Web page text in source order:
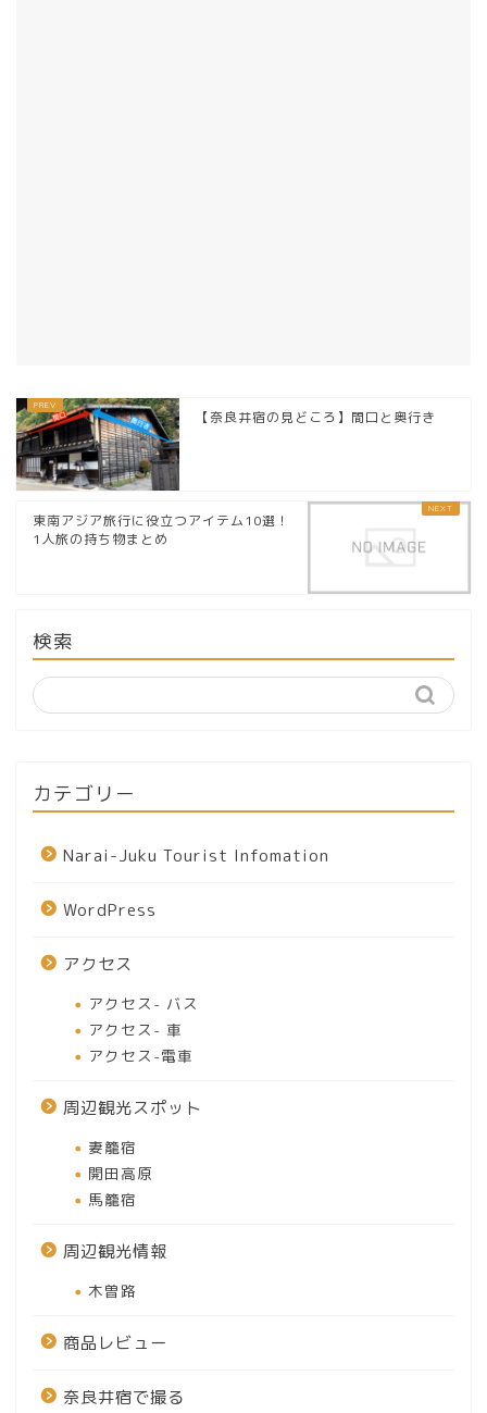
【奈良井宿の見どころ】間口と奥行き
東南アジア旅行に役立つアイテム10選！
1人旅の持ち物まとめ
検索
カテゴリー
Narai-Juku Tourist Infomation
WordPress
アクセス
アクセス- バス
アクセス- 車
アクセス-電車
周辺観光スポット
妻籠宿
開田高原
馬籠宿
周辺観光情報
木曽路
商品レビュー
奈良井宿で撮る